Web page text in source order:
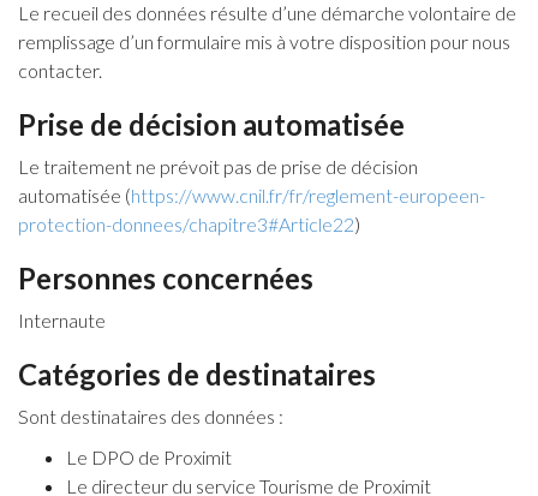
Le recueil des données résulte d’une démarche volontaire de
remplissage d’un formulaire mis à votre disposition pour nous
contacter.
Prise de décision automatisée
Le traitement ne prévoit pas de prise de décision
automatisée (https://www.cnil.fr/fr/reglement-europeen-
protection-donnees/chapitre3#Article22)
Personnes concernées
Internaute
Catégories de destinataires
Sont destinataires des données :
Le DPO de Proximit
Le directeur du service Tourisme de Proximit